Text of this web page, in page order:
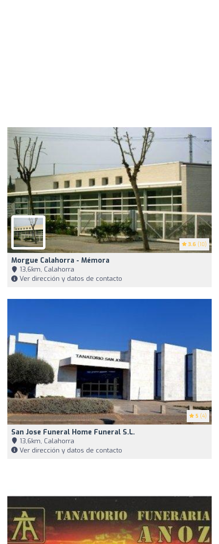
3.6 (10)
Morgue Calahorra - Mémora
13,6km, Calahorra
Ver dirección y datos de contacto
5 (4)
San Jose Funeral Home Funeral S.L.
13,6km, Calahorra
Ver dirección y datos de contacto